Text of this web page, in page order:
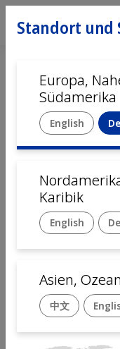
Startseite Automation
Pharma
Wenn es um
und hohe Qualität
unerlässlich. Von
können Sie beides
Standort und
Europa,
Südamerika
English
Karibik
English
Asien,
中文